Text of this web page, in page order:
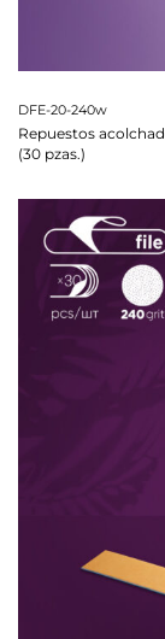
DFE-20-240w
Repuestos
(30 pzas.)